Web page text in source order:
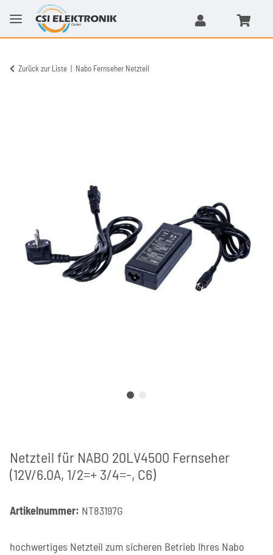
Zurück zur Liste Nabo Fernseher Netzteil
Netzteil für NABO 20LV4500 Fernseher
(12V/6.0A, 1/2=+ 3/4=-, C6)
Artikelnummer: NT83197G
hochwertiges Netzteil zum sicheren Betrieb Ihres Nabo